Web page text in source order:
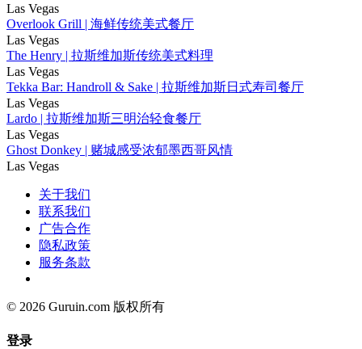
Las Vegas
Overlook Grill | 海鲜传统美式餐厅
Las Vegas
The Henry | 拉斯维加斯传统美式料理
Las Vegas
Tekka Bar: Handroll & Sake | 拉斯维加斯日式寿司餐厅
Las Vegas
Lardo | 拉斯维加斯三明治轻食餐厅
Las Vegas
Ghost Donkey | 赌城感受浓郁墨西哥风情
Las Vegas
关于我们
联系我们
广告合作
隐私政策
服务条款
© 2026 Guruin.com 版权所有
登录